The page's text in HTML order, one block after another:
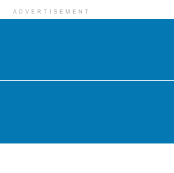
ADVERTISEMENT